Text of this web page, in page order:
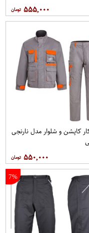
۵۵۵,۰۰۰
کاپشن و شلوار مدل نارنجی
۵۵۰,۰۰۰
7%